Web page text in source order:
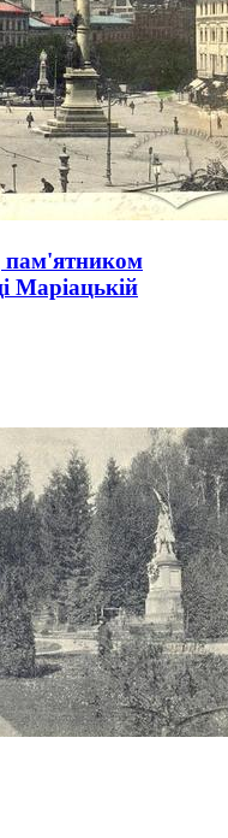
пам'ятником
Маріацькій